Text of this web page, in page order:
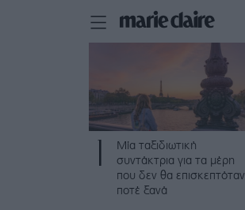
Μία ταξιδιωτική
συντάκτρια για τα μέρη
που δεν θα επισκεπτόταν
ποτέ ξανά